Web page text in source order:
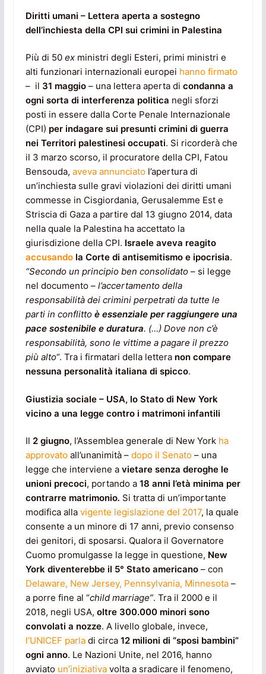
Diritti umani – Lettera aperta a sostegno
dell’inchiesta della CPI sui crimini in Palestina
Più di 50 exministri degli Esteri, primi ministri e
alti funzionari internazionali europei hanno firmato
– il 31 maggio– una lettera aperta di condanna a
ogni sorta di interferenza politica negli sforzi
posti in essere dalla Corte Penale Internazionale
(CPI) per indagare sui presunti crimini di guerra
nei Territori palestinesi occupati. Si ricorderà che
il 3 marzo scorso, il procuratore della CPI, Fatou
Bensouda, aveva annunciatol’apertura di
un’inchiesta sulle gravi violazioni dei diritti umani
commesse in Cisgiordania, Gerusalemme Est e
Striscia di Gaza a partire dal 13 giugno 2014, data
nella quale la Palestina ha accettato la
giurisdizione della CPI. Israele aveva reagito
accusandola Corte di antisemitismo e ipocrisia.
“Secondo un principio ben consolidato– si legge
nel documento – l’accertamento della
responsabilità dei crimini perpetrati da tutte le
parti in conflitto è essenziale per raggiungere una
pace sostenibile e duratura. (…) Dove non c’è
responsabilità, sono le vittime a pagare il prezzo
più alto“. Tra i firmatari della lettera non compare
nessuna personalità italiana di spicco.
Giustizia sociale – USA, lo Stato di New York
vicino a una legge contro i matrimoni infantili
Il 2 giugno, l’Assemblea generale di New York ha
approvatoall’unanimità – dopo il Senato– una
legge che interviene a vietare senza deroghe le
unioni precoci, portando a 18 anni l’età minima per
contrarre matrimonio. Si tratta di un’importante
modifica alla vigente legislazione del 2017, la quale
consente a un minore di 17 anni, previo consenso
dei genitori, di sposarsi. Qualora il Governatore
Cuomo promulgasse la legge in questione, New
York diventerebbe il 5° Stato americano– con
Delaware, New Jersey, Pennsylvania, Minnesota–
a porre fine al “child marriage”. Tra il 2000 e il
2018, negli USA, oltre 300.000 minori sono
convolati a nozze. A livello globale, invece,
l’UNICEF parladi circa 12 milioni di “sposi bambini”
ogni anno. Le Nazioni Unite, nel 2016, hanno
avviato un’iniziativavolta a sradicare il fenomeno,